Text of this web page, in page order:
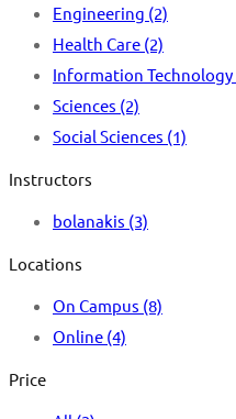
Engineering (2)
Health Care (2)
Information Technology
Sciences (2)
Social Sciences (1)
Instructors
bolanakis (3)
Locations
On Campus (8)
Online (4)
Price